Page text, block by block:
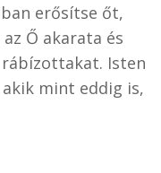
erősítse őt,
Ő akarata és
Isten
mint eddig is,